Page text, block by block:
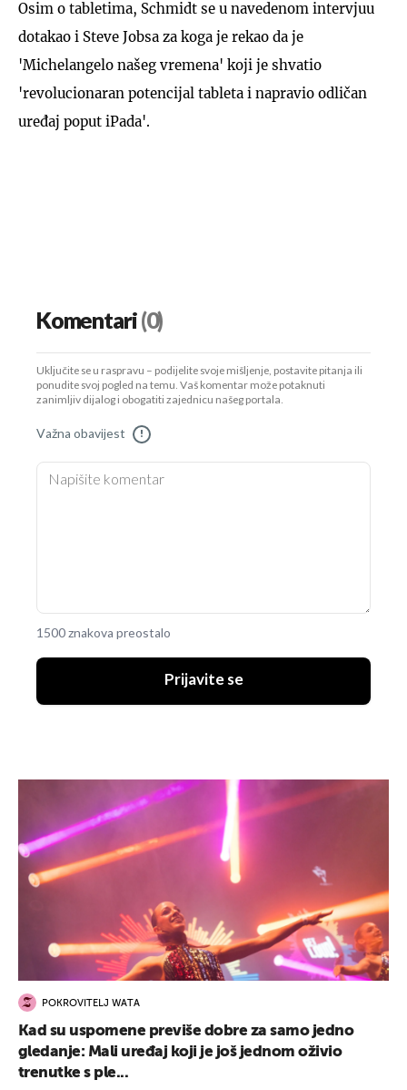
Osim o tabletima, Schmidt se u navedenom intervjuu
dotakao i Steve Jobsa za koga je rekao da je
'Michelangelo našeg vremena' koji je shvatio
'revolucionaran potencijal tableta i napravio odličan
uređaj poput iPada'.
Komentari(0)
Uključite se u raspravu – podijelite svoje mišljenje, postavite pitanja ili
ponudite svoj pogled na temu. Vaš komentar može potaknuti
zanimljiv dijalog i obogatiti zajednicu našeg portala.
Važna obavijest !
1500 znakova preostalo
Prijavite se
POKROVITELJ WATA
Kad su uspomene previše dobre za samo jedno
gledanje: Mali uređaj koji je još jednom oživio
trenutke s ple...